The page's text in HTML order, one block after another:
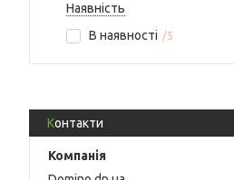
Наявність
В наявності
5
Контакти